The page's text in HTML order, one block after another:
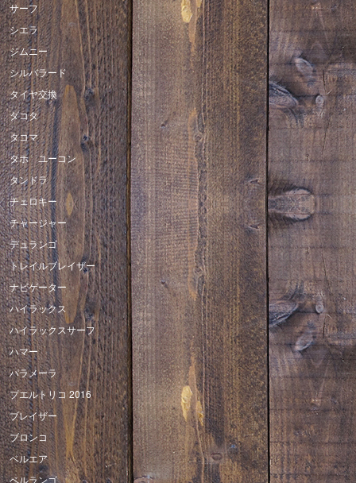
サーフ
シエラ
ジムニー
シルバラード
タイヤ交換
ダコタ
タコマ
タホ ユーコン
タンドラ
チェロキー
チャージャー
デュランゴ
トレイルブレイザー
ナビゲーター
ハイラックス
ハイラックスサーフ
ハマー
パラメーラ
プエルトリコ 2016
ブレイザー
ブロンコ
ベルエア
ベルランゴ